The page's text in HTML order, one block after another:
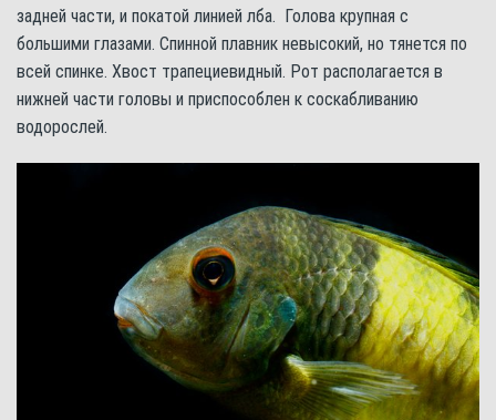
задней части, и покатой линией лба. Голова крупная с
большими глазами. Спинной плавник невысокий, но тянется по
всей спинке. Хвост трапециевидный. Рот располагается в
нижней части головы и приспособлен к соскабливанию
водорослей.